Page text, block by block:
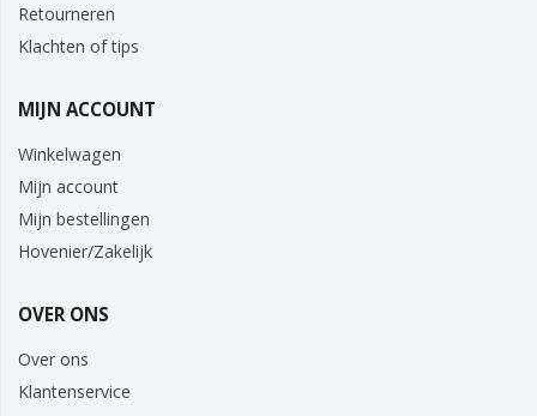
Retourneren
Klachten of tips
MIJN ACCOUNT
Winkelwagen
Mijn account
Mijn bestellingen
Hovenier/Zakelijk
OVER ONS
Over ons
Klantenservice